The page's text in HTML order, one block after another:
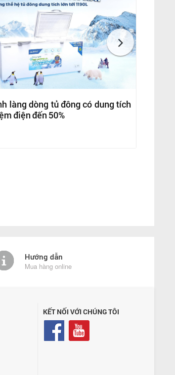
làng dòng tủ đông có dung tích
điện đến 50%
Hướng dẫn
Mua hàng online
KẾT NỐI VỚI CHÚNG TÔI